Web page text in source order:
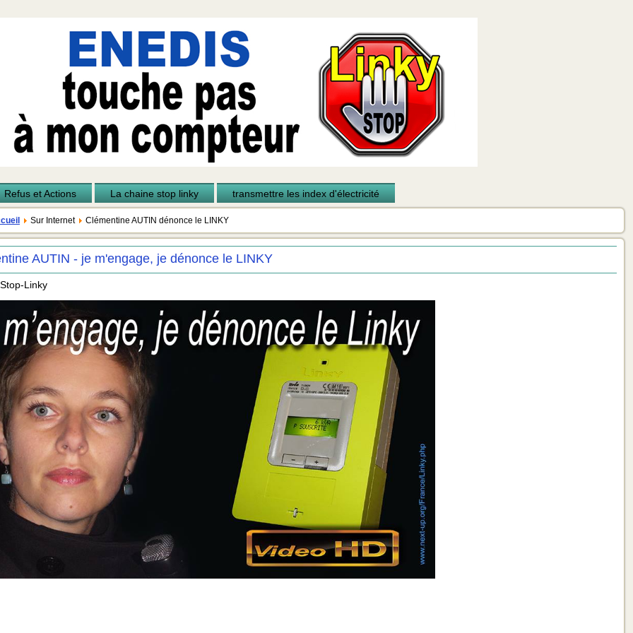
Refus et Actions La chaine stop linky transmettre les index d'électricité
Sur Internet Clémentine AUTIN dénonce le LINKY
AUTIN - je m'engage, je dénonce le LINKY
Linky